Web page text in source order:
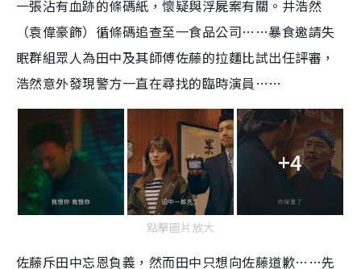
一張沾有血跡的條碼紙，懷疑與浮屍案有關。井浩然
（袁偉豪飾）循條碼追查至一食品公司……暴食邀請失
眠群組眾人為田中及其師傅佐藤的拉麵比試出任評審，
浩然意外發現警方一直在尋找的臨時演員……
+4
點擊圖片放大
佐藤斥田中忘恩負義，然而田中只想向佐藤道歉……先